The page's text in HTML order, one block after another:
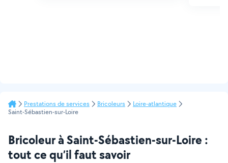
Prestations de services Bricoleurs
Loire-atlantique
Saint-Sébastien-sur-Loire
Bricoleur à Saint-Sébastien-sur-Loire :
tout ce qu’il faut savoir